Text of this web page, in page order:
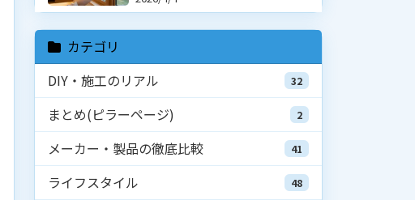
カテゴリ
DIY・施工のリアル
32
まとめ(ピラーページ) 2
メーカー・製品の徹底比較 41
ライフスタイル 48